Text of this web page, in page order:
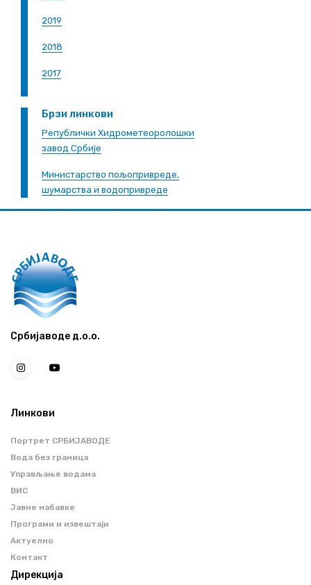
2019
2018
2017
Брзи линкови
Републички Хидрометеоролошки
завод Србије
Министарство пољопривреде,
шумарства и водопривреде
Србијаводе д.о.о.
Линкови
Портрет СРБИЈАВОДЕ
Вода без граница
Управљање водама
ВИС
Јавне набавке
Програми и извештаји
Актуелно
Контакт
Дирекција